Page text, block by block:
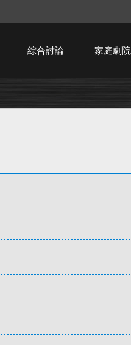
綜合討論 家庭劇院